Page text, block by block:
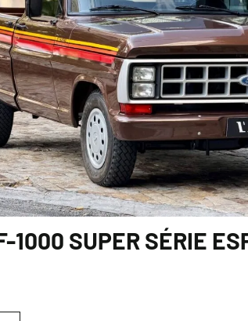
1000 SUPER SÉRIE